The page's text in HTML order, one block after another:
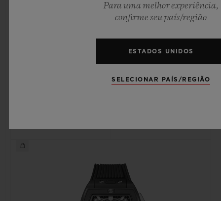
KING GOLD 42 MM
KING GOLD CERAMIC
42 MM
Para uma melhor experiência,
confirme seu país/região
ESTADOS UNIDOS
SELECIONAR PAÍS/REGIÃO